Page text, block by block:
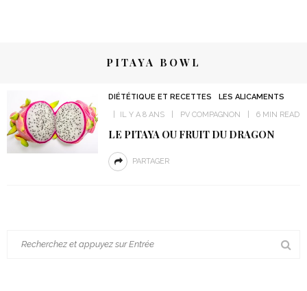
PITAYA BOWL
DIÉTÉTIQUE ET RECETTES
LES ALICAMENTS
IL Y A 8 ANS
PV COMPAGNON 6 MIN READ
LE PITAYA OU FRUIT DU DRAGON
PARTAGER